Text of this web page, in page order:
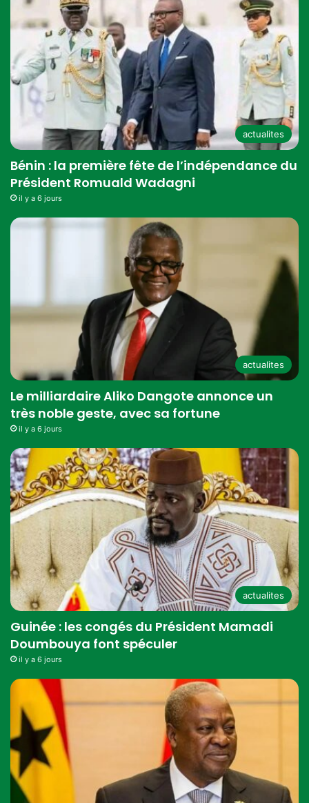
actualites
Bénin : la première fête de l’indépendance du
Président Romuald Wadagni
il y a 6 jours
actualites
Le milliardaire Aliko Dangote annonce un
très noble geste, avec sa fortune
il y a 6 jours
actualites
Guinée : les congés du Président Mamadi
Doumbouya font spéculer
il y a 6 jours